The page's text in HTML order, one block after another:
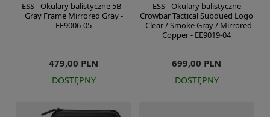
ESS - Okulary balistyczne 5B -
Gray Frame Mirrored Gray -
EE9006-05
479,00 PLN
DOSTĘPNY
ESS - Okulary balistyczne
Crowbar Tactical Subdued Logo
- Clear / Smoke Gray / Mirrored
Copper - EE9019-04
699,00 PLN
DOSTĘPNY